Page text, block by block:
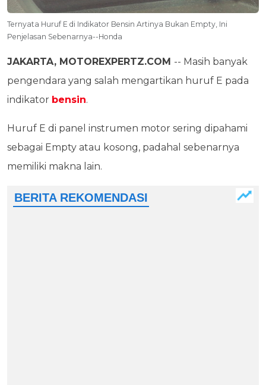
Ternyata Huruf E di Indikator Bensin Artinya Bukan Empty, Ini
Penjelasan Sebenarnya--Honda
JAKARTA, MOTOREXPERTZ.COM -- Masih banyak
pengendara yang salah mengartikan huruf E pada
indikator bensin.
Huruf E di panel instrumen motor sering dipahami
sebagai Empty atau kosong, padahal sebenarnya
memiliki makna lain.